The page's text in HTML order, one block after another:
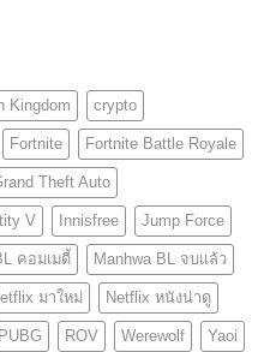
Kingdom crypto
Fortnite Fortnite Battle Royale
Theft Auto
V Innisfree Jump Force
คอมเมดี้ Manhwa BL จบแล้ว
มาใหม่ Netflix หนังน่าดู
PUBG ROV Werewolf Yaoi